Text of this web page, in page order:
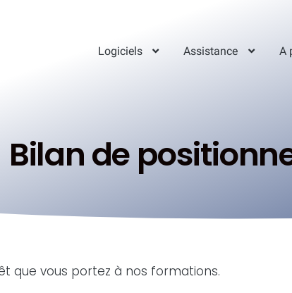
Logiciels Assistance A
Bilan de
que vous portez à nos formations.